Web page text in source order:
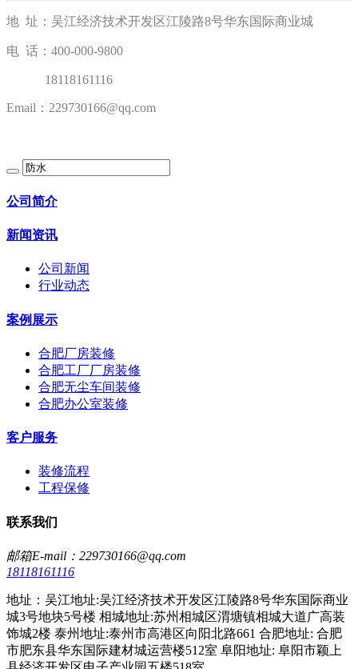
地 址：吴江经济技术开发区江陵路8号华东国际商业城
电 话：400-000-9800
18118161116
Email：229730166@qq.com
公司简介
新闻资讯
公司新闻
行业动态
案例展示
合肥厂房装修
合肥工厂厂房装修
合肥无尘车间装修
合肥办公室装修
客户服务
装修流程
工程保修
联系我们
邮箱E-mail：229730166@qq.com
18118161116
地址：吴江地址:吴江经济技术开发区江陵路8号华东国际商业
城3号地块5号楼 相城地址:苏州相城区渭塘镇相城大道广高装
饰城2楼 泰州地址:泰州市高港区向阳北路661 合肥地址: 合肥
市肥东县华东国际建材城运营楼512室 阜阳地址: 阜阳市颖上